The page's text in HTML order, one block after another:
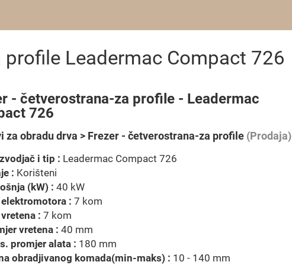
profile Leadermac Compact 726
- četverostrana-za profile - Leadermac
726
za obradu drva > Frezer - četverostrana-za profile (Prodaja)
i tip : Leadermac Compact 726
: Korišteni
(kW) : 40 kW
: 7 kom
: 7 kom
vretena : 40 mm
promjer alata : 180 mm
obradjivanog komada(min-maks) : 10 - 140 mm